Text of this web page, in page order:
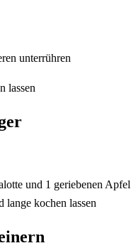
unterrühren
lassen
und 1 geriebenen Apfel
lange kochen lassen